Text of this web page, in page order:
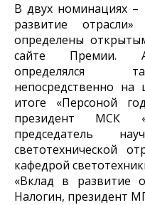
В двух номинациях –
развитие
определены
сайте Премии.
определялся
непосредственно
итоге «Персоной
президент МСК
председатель
светотехнической
кафедрой
«Вклад в развитие
Налогин, президент